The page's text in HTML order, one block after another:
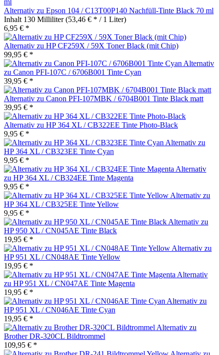
Alternativ zu Epson 104 / C13T00P140 Nachfüll-Tinte Black 70 ml
Inhalt 130 Milliliter(53,46 € * / 1 Liter)
6,95 € *
Alternativ zu HP CF259X / 59X Toner Black (mit Chip)
99,95 € *
Alternativ
zu Canon PFI-107C / 6706B001 Tinte Cyan
39,95 € *
Alternativ zu Canon PFI-107MBK / 6704B001 Tinte Black matt
39,95 € *
Alternativ zu HP 364 XL / CB322EE Tinte Photo-Black
9,95 € *
Alternativ zu
HP 364 XL / CB323EE Tinte Cyan
9,95 € *
Alternativ
zu HP 364 XL / CB324EE Tinte Magenta
9,95 € *
Alternativ zu
HP 364 XL / CB325EE Tinte Yellow
9,95 € *
Alternativ zu
HP 950 XL / CN045AE Tinte Black
19,95 € *
Alternativ zu
HP 951 XL / CN048AE Tinte Yellow
19,95 € *
Alternativ
zu HP 951 XL / CN047AE Tinte Magenta
19,95 € *
Alternativ zu
HP 951 XL / CN046AE Tinte Cyan
19,95 € *
Alternativ zu
Brother DR-320CL Bildtrommel
109,95 € *